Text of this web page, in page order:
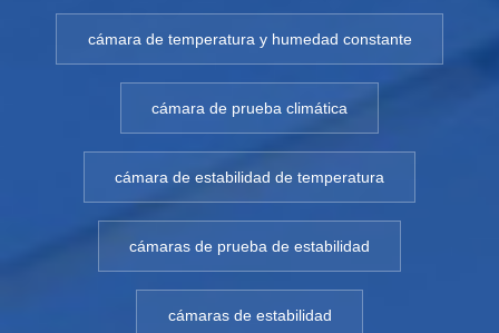
cámara de temperatura y humedad constante
cámara de prueba climática
cámara de estabilidad de temperatura
cámaras de prueba de estabilidad
cámaras de estabilidad